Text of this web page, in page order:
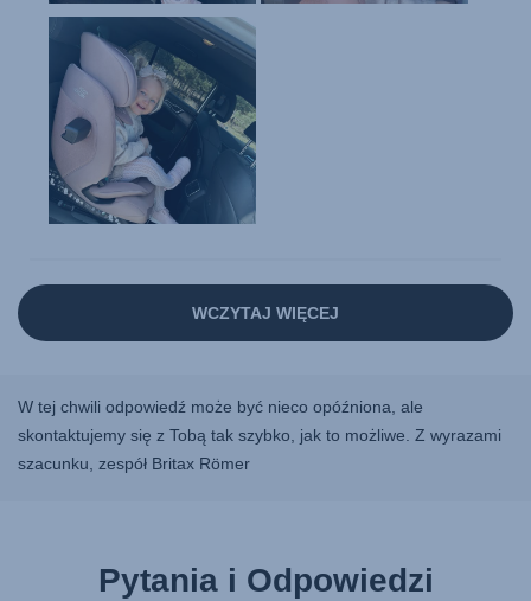
W tej chwili odpowiedź może być nieco opóźniona, ale
skontaktujemy się z Tobą tak szybko, jak to możliwe. Z wyrazami
szacunku, zespół Britax Römer
Pytania i Odpowiedzi